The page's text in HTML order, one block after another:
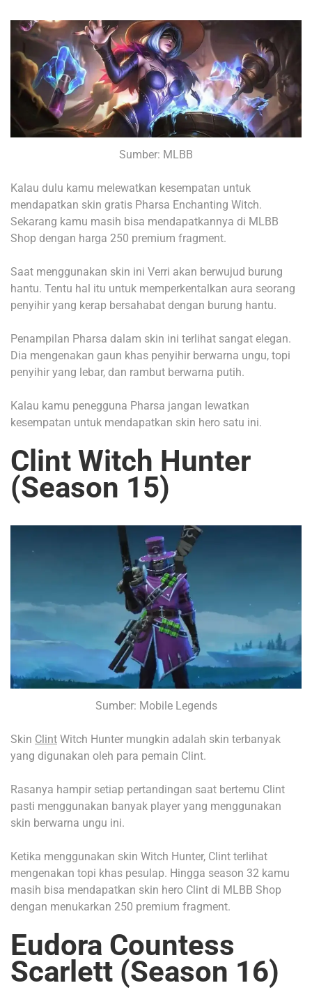
Sumber: MLBB
Kalau dulu kamu melewatkan kesempatan untuk
mendapatkan skin gratis Pharsa Enchanting Witch.
Sekarang kamu masih bisa mendapatkannya di MLBB
Shop dengan harga 250 premium fragment.
Saat menggunakan skin ini Verri akan berwujud burung
hantu. Tentu hal itu untuk memperkentalkan aura seorang
penyihir yang kerap bersahabat dengan burung hantu.
Penampilan Pharsa dalam skin ini terlihat sangat elegan.
Dia mengenakan gaun khas penyihir berwarna ungu, topi
penyihir yang lebar, dan rambut berwarna putih.
Kalau kamu penegguna Pharsa jangan lewatkan
kesempatan untuk mendapatkan skin hero satu ini.
Clint Witch Hunter
(Season 15)
Sumber: Mobile Legends
Skin Clint Witch Hunter mungkin adalah skin terbanyak
yang digunakan oleh para pemain Clint.
Rasanya hampir setiap pertandingan saat bertemu Clint
pasti menggunakan banyak player yang menggunakan
skin berwarna ungu ini.
Ketika menggunakan skin Witch Hunter, Clint terlihat
mengenakan topi khas pesulap. Hingga season 32 kamu
masih bisa mendapatkan skin hero Clint di MLBB Shop
dengan menukarkan 250 premium fragment.
Eudora Countess
Scarlett (Season 16)